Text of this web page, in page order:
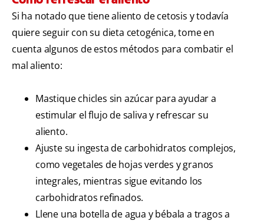
Si ha notado que tiene aliento de cetosis y todavía
quiere seguir con su dieta cetogénica, tome en
cuenta algunos de estos métodos para combatir el
mal aliento:
Mastique chicles sin azúcar para ayudar a
estimular el flujo de saliva y refrescar su
aliento.
Ajuste su ingesta de carbohidratos complejos,
como vegetales de hojas verdes y granos
integrales, mientras sigue evitando los
carbohidratos refinados.
Llene una botella de agua y bébala a tragos a